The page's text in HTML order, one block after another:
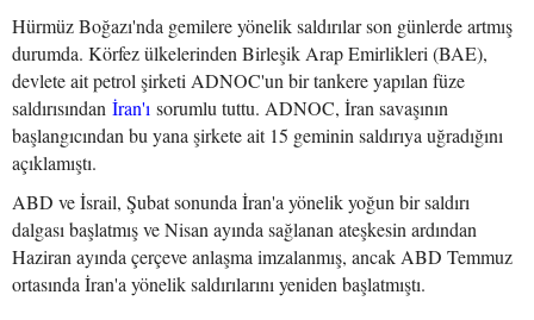
Hürmüz Boğazı'nda gemilere yönelik saldırılar son günlerde artmış
durumda. Körfez ülkelerinden Birleşik Arap Emirlikleri (BAE),
devlete ait petrol şirketi ADNOC'un bir tankere yapılan füze
saldırısından İran'ı sorumlu tuttu. ADNOC, İran savaşının
başlangıcından bu yana şirkete ait 15 geminin saldırıya uğradığını
açıklamıştı.
ABD ve İsrail, Şubat sonunda İran'a yönelik yoğun bir saldırı
dalgası başlatmış ve Nisan ayında sağlanan ateşkesin ardından
Haziran ayında çerçeve anlaşma imzalanmış, ancak ABD Temmuz
ortasında İran'a yönelik saldırılarını yeniden başlatmıştı.